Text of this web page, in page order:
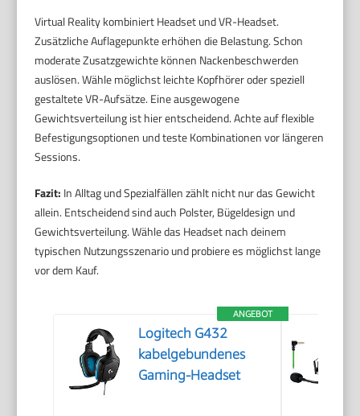
Virtual Reality kombiniert Headset und VR-Headset.
Zusätzliche Auflagepunkte erhöhen die Belastung. Schon
moderate Zusatzgewichte können Nackenbeschwerden
auslösen. Wähle möglichst leichte Kopfhörer oder speziell
gestaltete VR-Aufsätze. Eine ausgewogene
Gewichtsverteilung ist hier entscheidend. Achte auf flexible
Befestigungsoptionen und teste Kombinationen vor längeren
Sessions.
Fazit: In Alltag und Spezialfällen zählt nicht nur das Gewicht
allein. Entscheidend sind auch Polster, Bügeldesign und
Gewichtsverteilung. Wähle das Headset nach deinem
typischen Nutzungsszenario und probiere es möglichst lange
vor dem Kauf.
ANGEBOT
Logitech G432
kabelgebundenes
Gaming-Headset